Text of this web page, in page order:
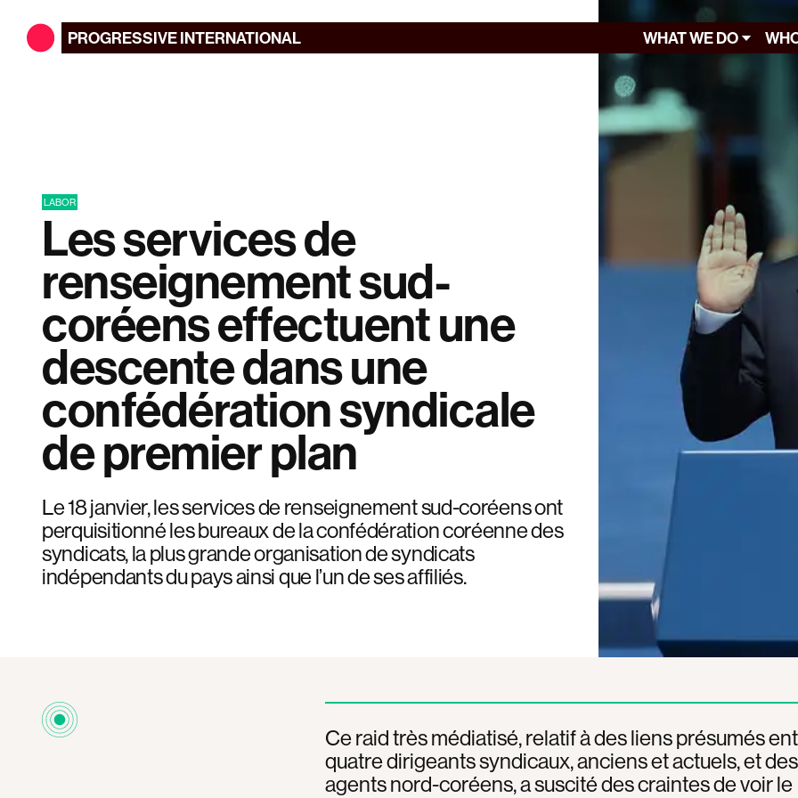
PROGRESSIVEINTERNATIONAL WHAT WE DO
LABOR
Les services de
renseignement sud-
coréens effectuent une
descente dans une
confédération syndicale
de premier plan
Le 18 janvier, les services de renseignement sud-coréens ont
perquisitionné les bureaux de la confédération coréenne des
syndicats, la plus grande organisation de syndicats
indépendants du pays ainsi que l’un de ses affiliés.
Ce raid très médiatisé, relatif à des liens présumés
quatre dirigeants syndicaux, anciens et actuels, et des
agents nord-coréens, a suscité des craintes de voir le